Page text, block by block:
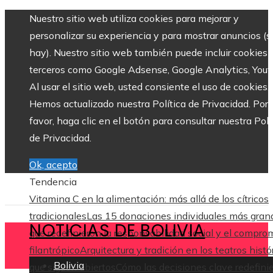
Nuestro sitio web utiliza cookies para mejorar y
personalizar su experiencia y para mostrar anuncios
hay). Nuestro sitio web también puede incluir cookies
terceros como Google Adsense, Google Analytics,
Al usar el sitio web, usted consiente el uso de cookies.
Hemos actualizado nuestra Política de Privacidad. Por
favor, haga clic en el botón para consultar nuestra
de Privacidad.
Ok, acepto
Tendencia
Vitamina C en la alimentación: más allá de los cítricos
tradicionalesLas 15 donaciones individuales más
que redefinieron la responsabilidad social y el
filantrópicoArquitectura y tradición en los teatros
que siguen abiertos
Cómo las decisiones clave
NOTICIAS DE BOLIVIA
Bolivia